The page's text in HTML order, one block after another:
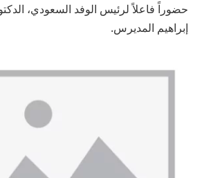
حضوراً فاعلاً لرئيس الوفد السعودي،
إبراهيم المديرس.